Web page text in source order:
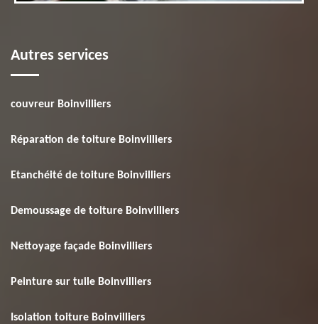
Autres services
couvreur Boinvilliers
Réparation de toiture Boinvilliers
Etanchéité de toiture Boinvilliers
Demoussage de toiture Boinvilliers
Nettoyage façade Boinvilliers
Peinture sur tuile Boinvilliers
Isolation toiture Boinvilliers